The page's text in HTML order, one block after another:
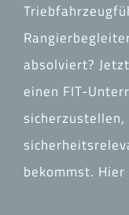
absolviert?
einen FIT-
bekommst.